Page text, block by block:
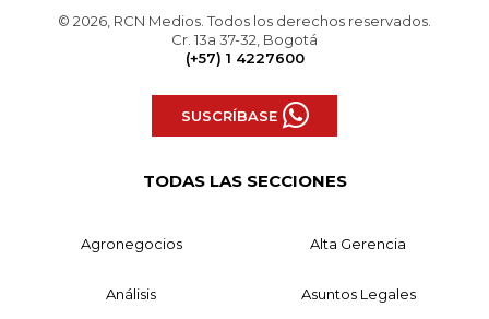
© 2026, RCN Medios. Todos los derechos reservados.
Cr. 13a 37-32, Bogotá
(+57) 1 4227600
SUSCRÍBASE
TODAS LAS SECCIONES
Agronegocios Alta Gerencia
Análisis Asuntos Legales